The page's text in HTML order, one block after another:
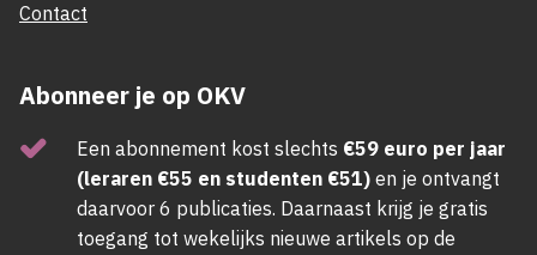
Contact
Abonneer je op OKV
Een abonnement kost slechts €59 euro per jaar
(leraren €55 en studenten €51) en je ontvangt
daarvoor 6 publicaties. Daarnaast krijg je gratis
toegang tot wekelijks nieuwe artikels op de